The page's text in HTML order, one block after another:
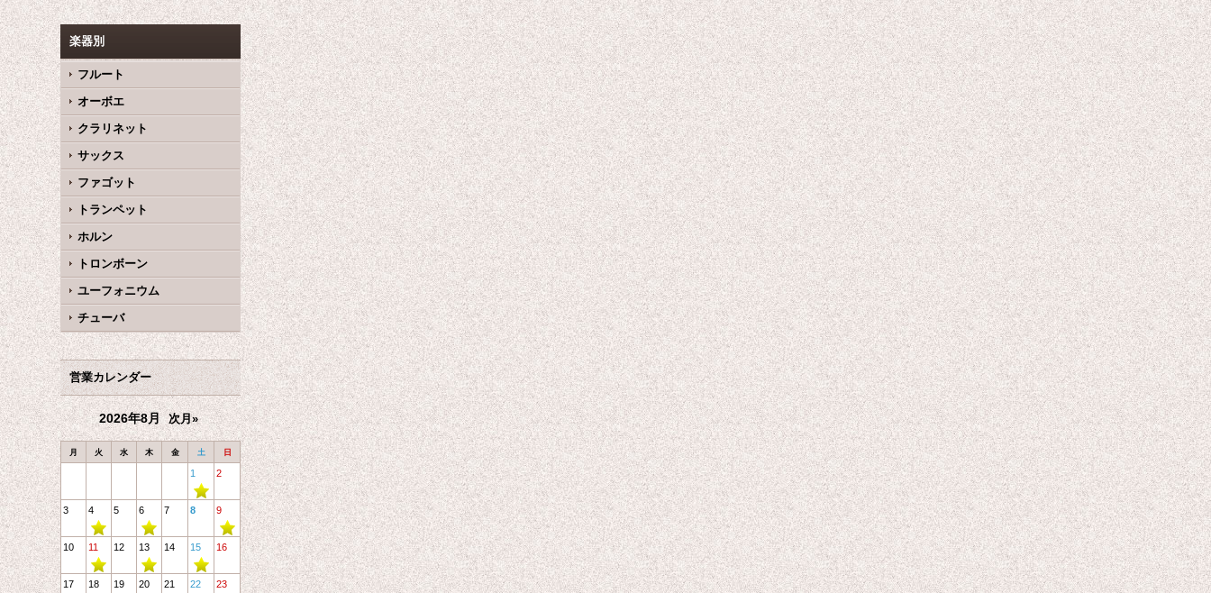
楽器別
フルート
オーボエ
クラリネット
サックス
ファゴット
トランペット
ホルン
トロンボーン
ユーフォニウム
チューバ
営業カレンダー
2026年8月 次月»
月 火 水 木 金 土 日
1 2
3 4 5 6 7 8 9
10 11 12 13 14 15 16
17 18 19 20 21 22 23